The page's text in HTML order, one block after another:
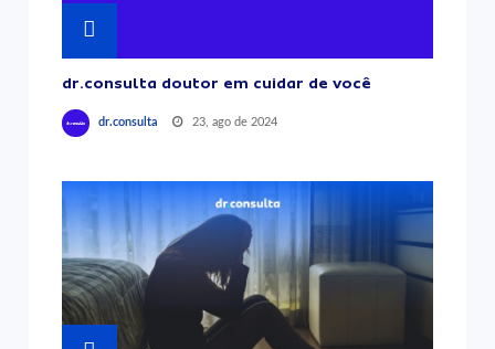
dr.consulta doutor em cuidar de você
dr.consulta 23, ago de 2024